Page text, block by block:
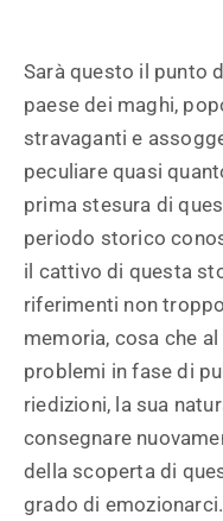
Sarà questo il punto
paese dei maghi,
stravaganti e
peculiare quasi
prima stesura di
periodo storico
il cattivo di questa
riferimenti non
memoria, cosa che
problemi in fase di
riedizioni, la sua
consegnare
della scoperta di
grado di emozionarci.